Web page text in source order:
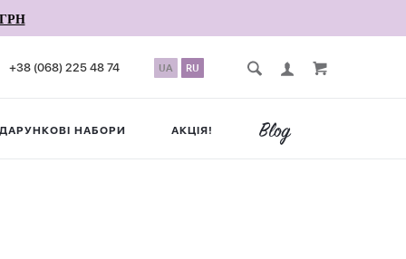
+38 (068) 225 48 74 UA RU
НАБОРИ АКЦІЯ!